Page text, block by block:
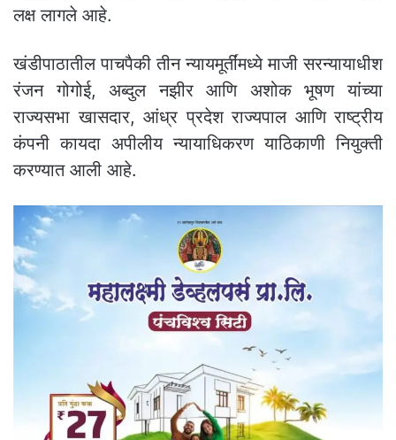
लक्ष लागले आहे.
खंडीपाठातील पाचपैकी तीन न्यायमूर्तींमध्ये माजी सरन्यायाधीश
रंजन गोगोई, अब्दुल नझीर आणि अशोक भूषण यांच्या
राज्यसभा खासदार, आंध्र प्रदेश राज्यपाल आणि राष्ट्रीय
कंपनी कायदा अपीलीय न्यायाधिकरण याठिकाणी नियुक्ती
करण्यात आली आहे.